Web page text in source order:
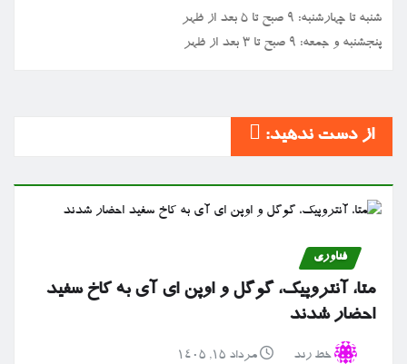
شنبه تا چهارشنبه: ۹ صبح تا ۵ بعد از ظهر
پنجشنبه و جمعه: ۹ صبح تا ۳ بعد از ظهر
از دست ندهید:
فناوری
متا، آنتروپیک، گوگل و اوپن ای آی به کاخ سفید
احضار شدند
خط رند مرداد ۱۵, ۱۴۰۵